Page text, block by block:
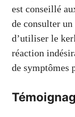
est conseillé
de consulter
d’utiliser le
réaction
de symptômes